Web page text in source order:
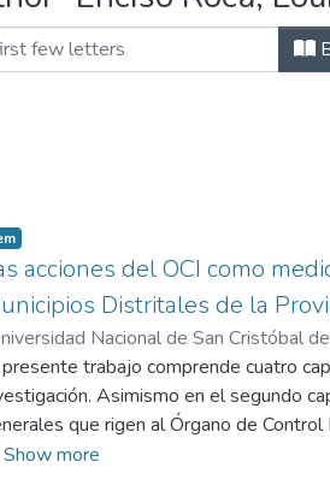
acciones del OCI como
Distritales de la
Nacional de San Cristóbal
trabajo comprende cuatro
Asimismo en el segundo
que rigen al Órgano de
el cuarto capítulo se aborda la
Show more